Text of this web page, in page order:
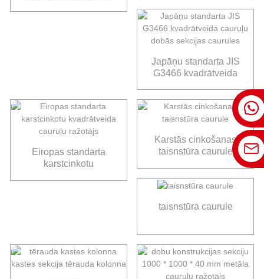
Japāņu standarta JIS
G3466 kvadrātveida
Eiropas standarta
karstcinkotu
Karstās cinkošanas
taisnstūra caurule
taisnstūra caurule